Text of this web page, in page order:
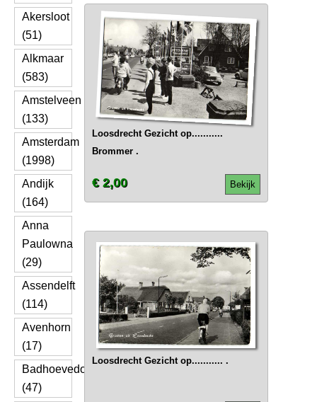
Akersloot
(51)
Alkmaar
(583)
Amstelveen
(133)
Amsterdam
(1998)
Andijk
(164)
Anna
Paulowna
(29)
Assendelft
(114)
Avenhorn
(17)
Badhoevedorp
(47)
Loosdrecht Gezicht op...........
Brommer .
Bekijk
€ 2,00
Loosdrecht Gezicht op........... .